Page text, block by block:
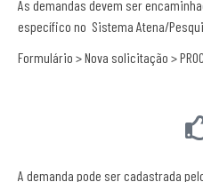
As demandas devem ser
específico no Sistema Atena/
Formulário > Nova solicitação >
A demanda pode ser cadastrada